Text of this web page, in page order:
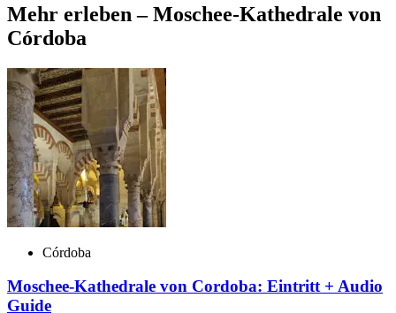
Mehr erleben – Moschee-Kathedrale von
Córdoba
Córdoba
Moschee-Kathedrale von Cordoba: Eintritt + Audio
Guide